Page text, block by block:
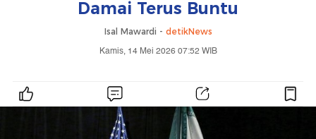
Damai Terus Buntu
Isal Mawardi - detikNews
Kamis, 14 Mei 2026 07:52 WIB